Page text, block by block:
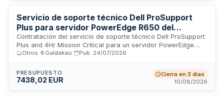
contrato tiene vigencia de dos años con dotación inicial el
primer año y reposición el segundo.
Servicio de soporte técnico Dell ProSupport
Plus para servidor PowerEdge R650 del
Ayuntamiento de Galdakao
Contratación del servicio de soporte técnico Dell ProSupport
Plus and 4Hr Mission Critical para un servidor PowerEdge
R650 del Ayuntamiento de Galdakao. El servicio incluye
semana durante 365 días del año, con tiempo de respuesta
de 4 horas, suministro de piezas de reemplazo cuando sea
Otros Galdakao Pub. 24/07/2026
PRESUPUESTO
7438,02 EUR
Cierra en 3 días
10/08/2026